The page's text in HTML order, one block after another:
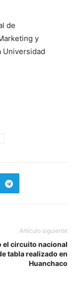
de
y
Universidad
Artículo siguiente
el circuito nacional
tabla realizado en
Huanchaco